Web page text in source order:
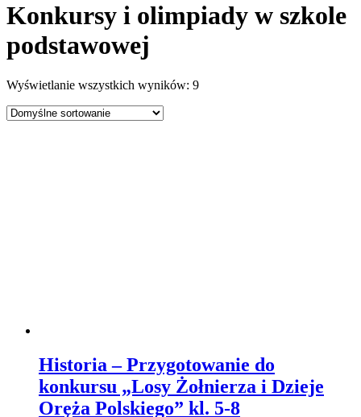
Konkursy i olimpiady w szkole
podstawowej
Wyświetlanie wszystkich wyników: 9
Historia – Przygotowanie do
konkursu „Losy Żołnierza i Dzieje
Oręża Polskiego” kl. 5-8